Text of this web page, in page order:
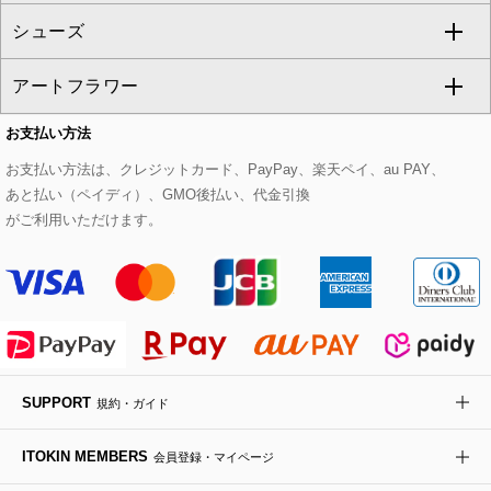
eur3
Maison de CINQ
MK MICHEL KLEIN BAG
HIROKO KOSHINO
re:edition project 165
タンクトップ・キャミソール
スウェット・ジャージー
その他のトップス
その他のパンツ
その他のスカート
セットアップジャケット
セットアップパンツ
セットアップスカート
セットアップワンピース
ダッフルコート
チェスターコート
モッズコート
ステンカラーコート
ライダースジャケット
デニムジャケット
ダウンジャケット・コート
その他のコート・ブルゾン
ストール・マフラー・スヌード
ベルト・サスペンダー
帽子
ヘアアクセサリー
ハンカチ・バンダナ
手袋
チャーム・ストラップ
ネックレス
ピアス・イヤリング
ブレスレット・バングル
ブローチ・コサージュ
すべてのバッグ
トートバッグ
ショルダーバッグ
ボストンバッグ
バックパック・リュック
ボディバッグ・メッセンジャーバッグ
トラベルバッグ
ビジネスバッグ
シューズ
すべてのシューズ
パンプス
スニーカー
フラットシューズ
ローファー
ドレスシューズ
サンダル・ミュール
アートフラワー
すべてのアートフラワー
ローズ
カサブランカ・カラー
ラナンキュラス
ポプリアレンジ＆フレグランス
お支払い方法
お支払い方法は、クレジットカード、PayPay、楽天ペイ、au PAY、
あと払い（ペイディ）、GMO後払い、代金引換
がご利用いただけます。
SUPPORT 規約・ガイド
ITOKIN MEMBERS 会員登録・マイページ